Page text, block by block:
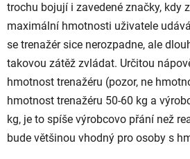
trochu bojují i zavedené značky, kdy
maximální hmotnosti uživatele
se trenažér sice nerozpadne, ale
takovou zátěž zvládat. Určitou
hmotnost trenažéru (pozor, ne
hmotnost trenažéru 50-60 kg a
kg, je to spíše výrobcovo přání než
bude většinou vhodný pro osoby s